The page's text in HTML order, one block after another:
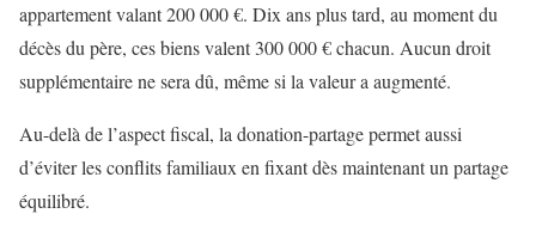
appartement valant 200 000 €. Dix ans plus tard, au moment du
décès du père, ces biens valent 300 000 € chacun. Aucun droit
supplémentaire ne sera dû, même si la valeur a augmenté.
Au-delà de l’aspect fiscal, la donation-partage permet aussi
d’éviter les conflits familiaux en fixant dès maintenant un partage
équilibré.